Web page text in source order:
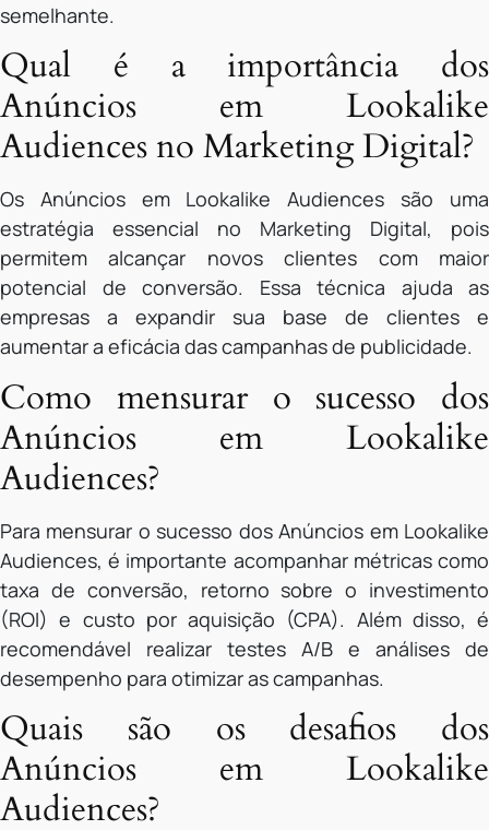
semelhante.
Qual é a importância dos
Anúncios em Lookalike
Audiences no Marketing Digital?
Os Anúncios em Lookalike Audiences são uma
estratégia essencial no Marketing Digital, pois
permitem alcançar novos clientes com maior
potencial de conversão. Essa técnica ajuda as
empresas a expandir sua base de clientes e
aumentar a eficácia das campanhas de publicidade.
Como mensurar o sucesso dos
Anúncios em Lookalike
Audiences?
Para mensurar o sucesso dos Anúncios em Lookalike
Audiences, é importante acompanhar métricas como
taxa de conversão, retorno sobre o investimento
(ROI) e custo por aquisição (CPA). Além disso, é
recomendável realizar testes A/B e análises de
desempenho para otimizar as campanhas.
Quais são os desafios dos
Anúncios em Lookalike
Audiences?